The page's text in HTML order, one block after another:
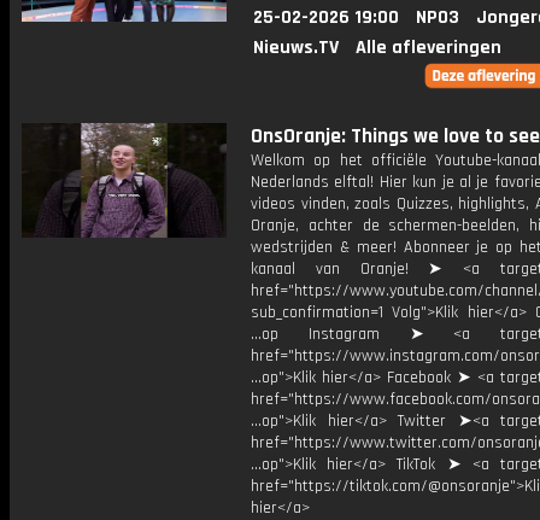
25-02-2026 19:00 NPO3
Nieuws.TV
Alle afleveringen
OnsOranje: Things we love to
Welkom op het officiële Youtube-
Nederlands elftal! Hier kun je al je
videos vinden, zoals Quizzes, highlights,
Oranje, achter de schermen-beelden,
wedstrijden & meer! Abonneer je op
kanaal van Oranje! ➤ <a
href="https://www.youtube.com/channel/
sub_confirmation=1 Volg">Klik hier</a>
...op Instagram ➤ <a
href="https://www.instagram.com/
...op">Klik hier</a> Facebook ➤ <a
href="https://www.facebook.com/
...op">Klik hier</a> Twitter ➤<a
href="https://www.twitter.com/
...op">Klik hier</a> TikTok ➤ <a
href="https://tiktok.com/
hier</a>